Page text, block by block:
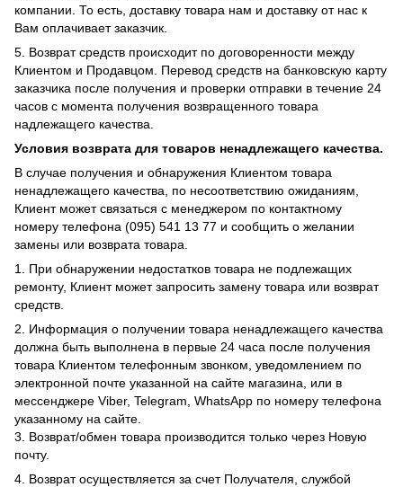
компании. То есть, доставку товара нам и доставку от нас к
Вам оплачивает заказчик.
5. Возврат средств происходит по договоренности между
Клиентом и Продавцом. Перевод средств на банковскую карту
заказчика после получения и проверки отправки в течение 24
часов с момента получения возвращенного товара
надлежащего качества.
Условия возврата для товаров ненадлежащего качества.
В случае получения и обнаружения Клиентом товара
ненадлежащего качества, по несоответствию ожиданиям,
Клиент может связаться с менеджером по контактному
номеру телефона (095) 541 13 77 и сообщить о желании
замены или возврата товара.
1. При обнаружении недостатков товара не подлежащих
ремонту, Клиент может запросить замену товара или возврат
средств.
2. Информация о получении товара ненадлежащего качества
должна быть выполнена в первые 24 часа после получения
товара Клиентом телефонным звонком, уведомлением по
электронной почте указанной на сайте магазина, или в
мессенджере Viber, Telegram, WhatsApp по номеру телефона
указанному на сайте.
3. Возврат/обмен товара производится только через Новую
почту.
4. Возврат осуществляется за счет Получателя, службой